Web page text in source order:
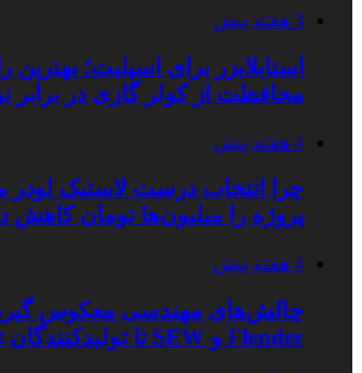
3 هفته پیش
استابلایزر برای اسپلیت؛ بهترین
محافظت از کولر گازی در برابر
4 هفته پیش
چرا انتخاب درست لاستیک لودر
پروژه را میلیون‌ها تومان کاهش
4 هفته پیش
چالش‌های مهندسی معکوس
Flender و SEW تا تولیدکنندگان تخصصی ایرانی